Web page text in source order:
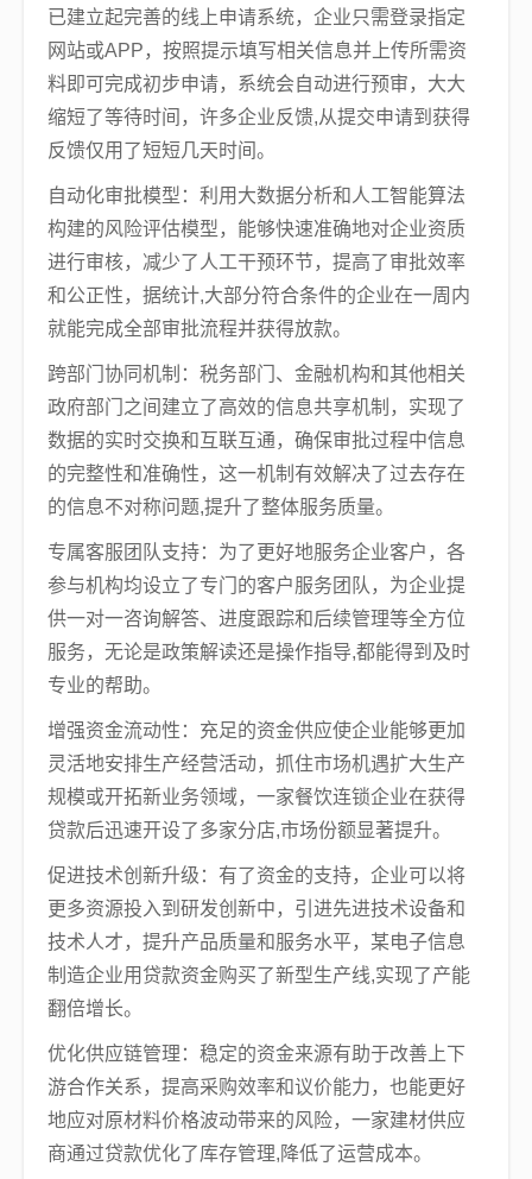
已建立起完善的线上申请系统，企业只需登录指定
网站或APP，按照提示填写相关信息并上传所需资
料即可完成初步申请，系统会自动进行预审，大大
缩短了等待时间，许多企业反馈,从提交申请到获得
反馈仅用了短短几天时间。
自动化审批模型：利用大数据分析和人工智能算法
构建的风险评估模型，能够快速准确地对企业资质
进行审核，减少了人工干预环节，提高了审批效率
和公正性，据统计,大部分符合条件的企业在一周内
就能完成全部审批流程并获得放款。
跨部门协同机制：税务部门、金融机构和其他相关
政府部门之间建立了高效的信息共享机制，实现了
数据的实时交换和互联互通，确保审批过程中信息
的完整性和准确性，这一机制有效解决了过去存在
的信息不对称问题,提升了整体服务质量。
专属客服团队支持：为了更好地服务企业客户，各
参与机构均设立了专门的客户服务团队，为企业提
供一对一咨询解答、进度跟踪和后续管理等全方位
服务，无论是政策解读还是操作指导,都能得到及时
专业的帮助。
增强资金流动性：充足的资金供应使企业能够更加
灵活地安排生产经营活动，抓住市场机遇扩大生产
规模或开拓新业务领域，一家餐饮连锁企业在获得
贷款后迅速开设了多家分店,市场份额显著提升。
促进技术创新升级：有了资金的支持，企业可以将
更多资源投入到研发创新中，引进先进技术设备和
技术人才，提升产品质量和服务水平，某电子信息
制造企业用贷款资金购买了新型生产线,实现了产能
翻倍增长。
优化供应链管理：稳定的资金来源有助于改善上下
游合作关系，提高采购效率和议价能力，也能更好
地应对原材料价格波动带来的风险，一家建材供应
商通过贷款优化了库存管理,降低了运营成本。